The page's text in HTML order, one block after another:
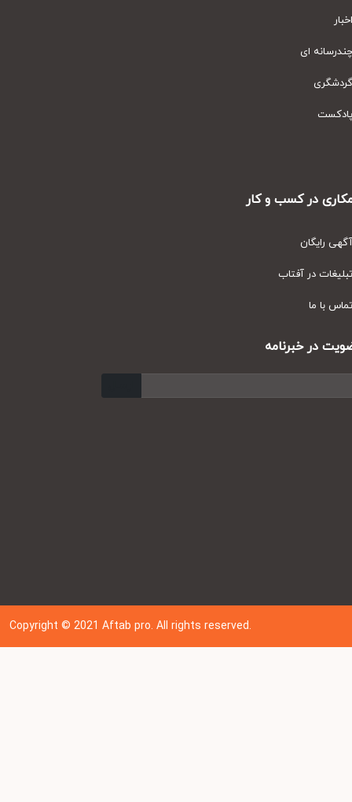
ای
در کسب و کار
رایگان
در آفتاب
با ما
در خبرنامه
Copyright © 202 1Aftab pro. All rights reserved.